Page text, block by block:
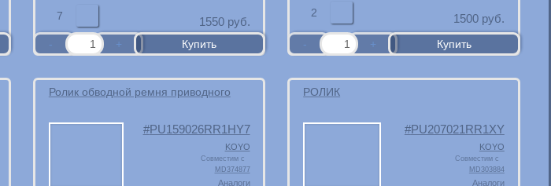
7 1550руб.
2 1500руб.
Ролик обводной ремня приводного
PU159026RR1HY7
KOYO
Совместим с
MD374877
Аналоги
РОЛИК
PU207021RR1XY
KOYO
Совместим с
MD303884
Аналоги